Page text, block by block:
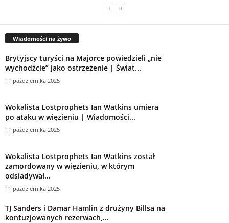
Wiadomości na żywo
Brytyjscy turyści na Majorce powiedzieli „nie
wychodźcie” jako ostrzeżenie | Świat...
11 października 2025
Wokalista Lostprophets Ian Watkins umiera
po ataku w więzieniu | Wiadomości...
11 października 2025
Wokalista Lostprophets Ian Watkins został
zamordowany w więzieniu, w którym
odsiadywał...
11 października 2025
TJ Sanders i Damar Hamlin z drużyny Billsa na
kontuzjowanych rezerwach,...